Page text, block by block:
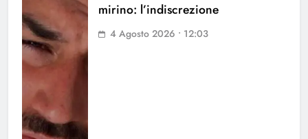
mirino: l’indiscrezione
4 Agosto 2026 • 12:03